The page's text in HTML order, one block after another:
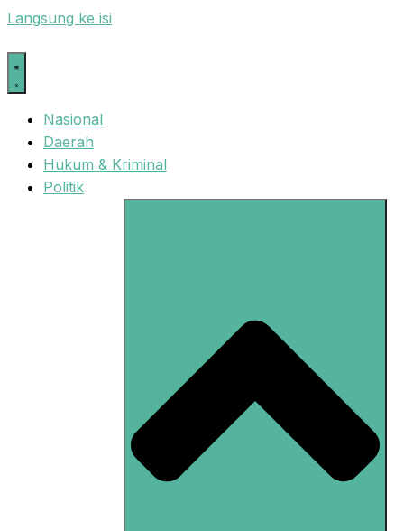
Langsung ke isi
Nasional
Daerah
Hukum & Kriminal
Politik